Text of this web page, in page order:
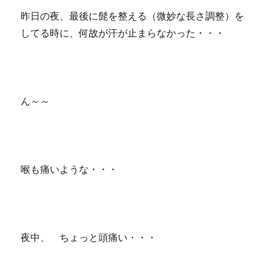
昨日の夜、最後に髭を整える（微妙な長さ調整）を
してる時に、何故が汗が止まらなかった・・・
ん～～
喉も痛いような・・・
夜中、 ちょっと頭痛い・・・